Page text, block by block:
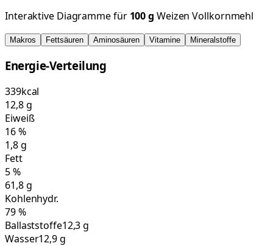
Interaktive Diagramme für 100g Weizen Vollkornmehl
Makros Fettsäuren Aminosäuren Vitamine Mineralstoffe
Energie-Verteilung
339kcal
12,8g
Eiweiß
16%
1,8g
Fett
5%
61,8g
Kohlenhydr.
79%
Ballaststoffe12,3 g
Wasser12,9 g